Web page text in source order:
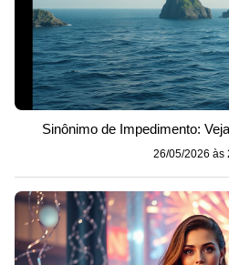
Sinônimo de Impedimento:
26/05/2026 às